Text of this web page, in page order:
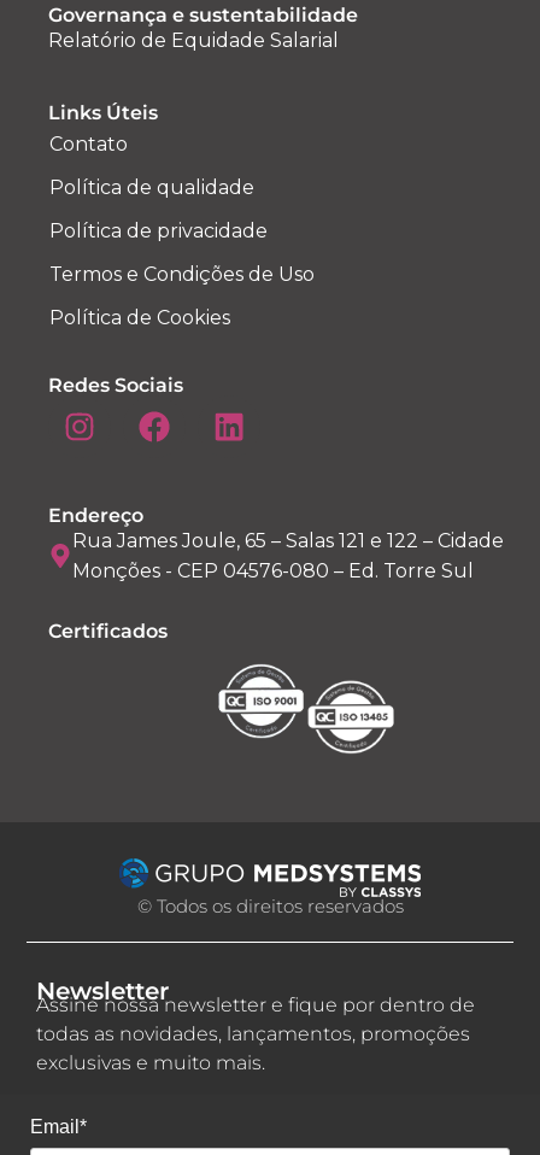
Governança e sustentabilidade
Relatório de Equidade Salarial
Links Úteis
Contato
Política de qualidade
Política de privacidade
Termos e Condições de Uso
Política de Cookies
Redes Sociais
Endereço
Rua James Joule, 65 – Salas 121 e 122 – Cidade
Monções - CEP 04576-080 – Ed. Torre Sul
Certificados
© Todos os direitos reservados
Newsletter
Assine nossa newsletter e fique por dentro de
todas as novidades, lançamentos, promoções
exclusivas e muito mais.
Email*